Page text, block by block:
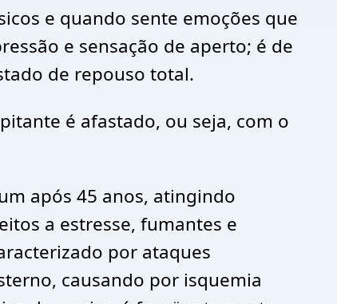
e quando sente emoções que
e sensação de aperto; é de
de repouso total.
é afastado, ou seja, com o
após 45 anos, atingindo
a estresse, fumantes e
por ataques
causando por isquemia